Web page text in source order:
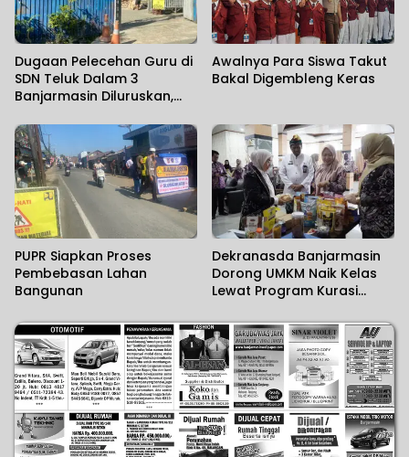
Dugaan Pelecehan Guru di
SDN Teluk Dalam 3
Banjarmasin Diluruskan,
Paham
Awalnya Para Siswa Takut
Bakal Digembleng Keras
PUPR Siapkan Proses
Pembebasan Lahan
Bangunan
Dekranasda Banjarmasin
Dorong UMKM Naik Kelas
Lewat Program Kurasi